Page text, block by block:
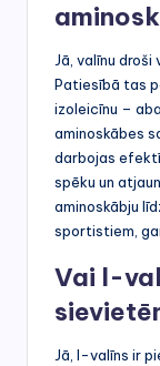
Jā, valīnu
Patiesībā tas
izoleicīnu –
aminoskābes
darbojas
spēku un
aminoskābju
sportistiem,
Vai l-
Jā, l-valīns ir